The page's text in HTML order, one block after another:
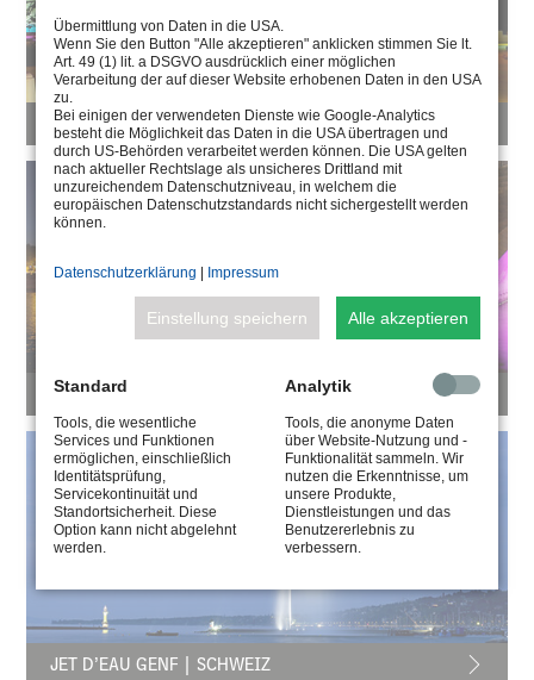
PLAZA BOLIVAR MARACAY | VENEZUELA
PONT NEUF TOULOUSE | FRANKREICH
JET D’EAU GENF | SCHWEIZ
Übermittlung von Daten in die USA.
Wenn Sie den Button "Alle akzeptieren" anklicken stimmen Sie lt.
Art. 49 (1) lit. a DSGVO ausdrücklich einer möglichen
Verarbeitung der auf dieser Website erhobenen Daten in den USA
zu.
Bei einigen der verwendeten Dienste wie Google-Analytics
besteht die Möglichkeit das Daten in die USA übertragen und
durch US-Behörden verarbeitet werden können. Die USA gelten
nach aktueller Rechtslage als unsicheres Drittland mit
unzureichendem Datenschutzniveau, in welchem die
europäischen Datenschutzstandards nicht sichergestellt werden
können.
Datenschutzerklärung | Impressum
Einstellung speichern Alle akzeptieren
Standard
Tools, die wesentliche
Services und Funktionen
ermöglichen, einschließlich
Identitätsprüfung,
Servicekontinuität und
Standortsicherheit. Diese
Option kann nicht abgelehnt
werden.
Analytik
Tools, die anonyme Daten
über Website-Nutzung und -
Funktionalität sammeln. Wir
nutzen die Erkenntnisse, um
unsere Produkte,
Dienstleistungen und das
Benutzererlebnis zu
verbessern.